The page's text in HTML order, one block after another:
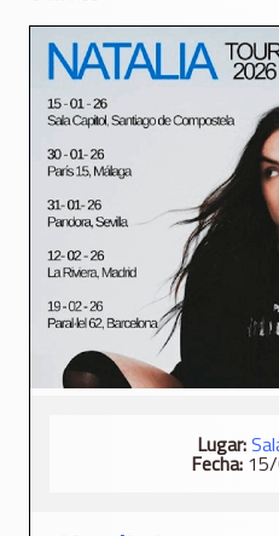
Lugar:
Fecha:15/